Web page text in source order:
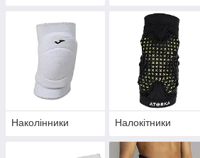
Наколінники Налокітники